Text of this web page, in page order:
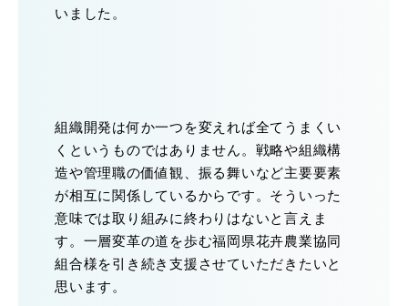
いました。
組織開発は何か一つを変えれば全てうまくい
くというものではありません。戦略や組織構
造や管理職の価値観、振る舞いなど主要要素
が相互に関係しているからです。そういった
意味では取り組みに終わりはないと言えま
す。一層変革の道を歩む福岡県花卉農業協同
組合様を引き続き支援させていただきたいと
思います。